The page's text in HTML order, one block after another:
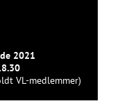
2021
VL-medlemmer)